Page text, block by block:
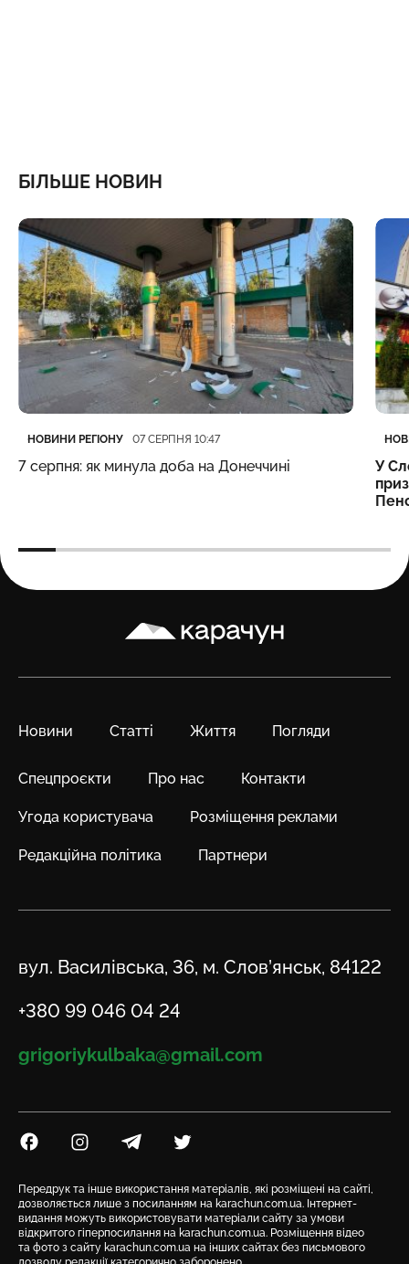
БІЛЬШЕ НОВИН
Категорія
НОВИНИ РЕГІОНУ
Дата публікації 07 СЕРПНЯ 10:47
7 серпня: як минула доба на Донеччині
У
Карачун
Новини Статті Життя Погляди
Спецпроєкти Про нас Контакти
Угода користувача Розміщення реклами
Редакційна політика Партнери
Адреса
вул. Василівська, 36, м. Слов’янськ, 84122
Телефон
+380 99 046 04 24
Email
grigoriykulbaka@gmail.com
Посилання на Facebook
Посилання на Instagram
Посилання на Telegram
Посилання на Twitter
Передрук та інше використання матеріалів, які розміщені на сайті,
дозволяється лише з посиланням на karachun.com.ua. Інтернет-
видання можуть використовувати матеріали сайту за умови
відкритого гіперпосилання на karachun.com.ua. Розміщення відео
та фото з сайту karachun.com.ua на інших сайтах без письмового